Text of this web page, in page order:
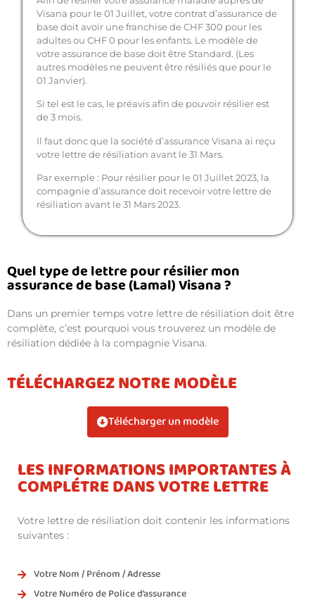
Visana pour le 01 Juillet, votre contrat d’assurance de
base doit avoir une franchise de CHF 300 pour les
adultes ou CHF 0 pour les enfants. Le modèle de
votre assurance de base doit être Standard. (Les
autres modèles ne peuvent être résiliés que pour le
01 Janvier).
Si tel est le cas, le préavis afin de pouvoir résilier est
de 3 mois.
Il faut donc que la société d’assurance Visana ai reçu
votre lettre de résiliation avant le 31 Mars.
Par exemple : Pour résilier pour le 01 Juillet 2023, la
compagnie d’assurance doit recevoir votre lettre de
résiliation avant le 31 Mars 2023.
Quel type de lettre pour résilier mon
assurance de base (Lamal) Visana ?
Dans un premier temps votre lettre de résiliation doit être
complète, c’est pourquoi vous trouverez un modèle de
résiliation dédiée à la compagnie Visana.
TÉLÉCHARGEZ NOTRE MODÈLE
Télécharger un modèle
LES INFORMATIONS IMPORTANTES À
COMPLÉTRE DANS VOTRE LETTRE
Votre lettre de résiliation doit contenir les informations
suivantes :
Votre Nom / Prénom / Adresse
Votre Numéro de Police d’assurance